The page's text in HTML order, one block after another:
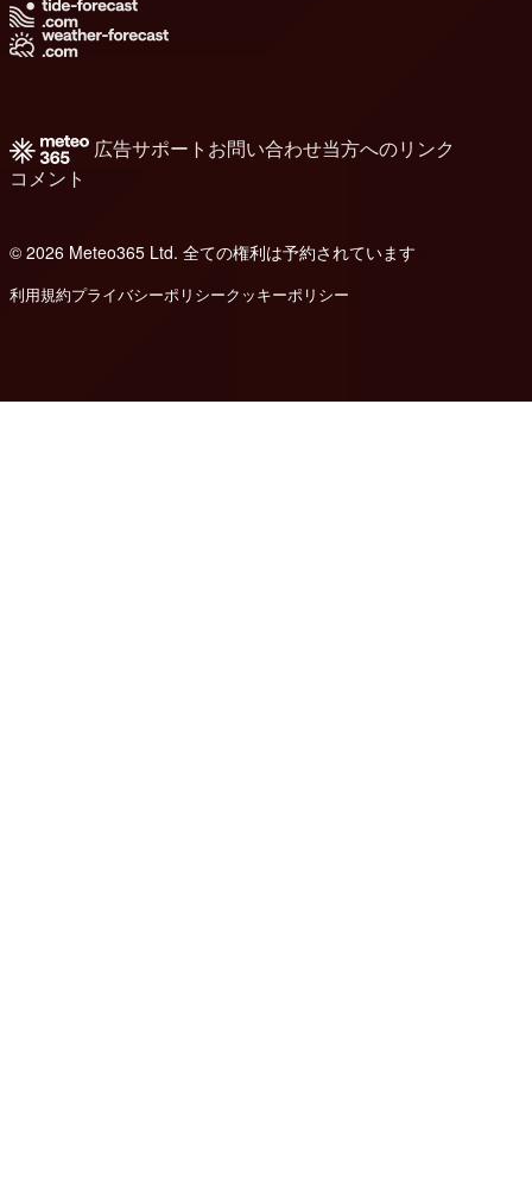
広告サポート お問い合わせ当方へのリンク
コメント
© 2026 Meteo365 Ltd. 全ての権利は予約されています
利用規約プライバシーポリシークッキーポリシー